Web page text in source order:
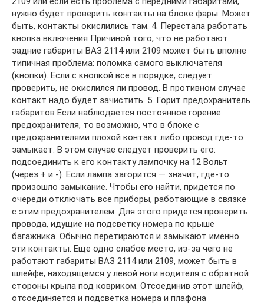
нужно будет проверить контакты на блоке фары. Может
быть, контакты окислились там. 4. Перестала работать
кнопка включения Причиной того, что не работают
задние габариты ВАЗ 2114 или 2109 может быть вполне
типичная проблема: поломка самого выключателя
(кнопки). Если с кнопкой все в порядке, следует
проверить, не окислился ли провод. В противном случае
контакт надо будет зачистить. 5. Горит предохранитель
габаритов Если наблюдается постоянное горение
предохранителя, то возможно, что в блоке с
предохранителями плохой контакт либо провод где-то
замыкает. В этом случае следует проверить его:
подсоединить к его контакту лампочку на 12 Вольт
(через + и -). Если лампа загорится — значит, где-то
произошло замыкание. Чтобы его найти, придется по
очереди отключать все приборы, работающие в связке
с этим предохранителем. Для этого придется проверить
провода, идущие на подсветку номера по крыше
багажника. Обычно перетираются и замыкают именно
эти контакты. Еще одно слабое место, из-за чего не
работают габариты ВАЗ 2114 или 2109, может быть в
шлейфе, находящемся у левой ноги водителя с обратной
стороны крыла под ковриком. Отсоединив этот шлейф,
отсоединяется и подсветка номера и плафона